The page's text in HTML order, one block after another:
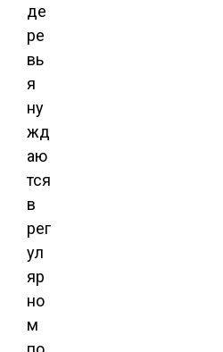
де
ре
вь
я
ну
жд
аю
тся
в
рег
ул
яр
но
м